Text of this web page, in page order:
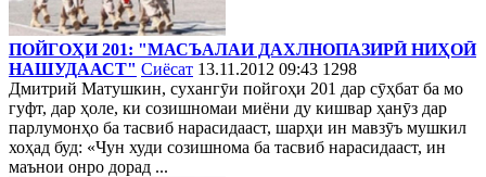
ПОЙГОҲИ 201: "МАСЪАЛАИ ДАХЛНОПАЗИРӢ НИҲОӢ
НАШУДААСТ" Сиёсат 13.11.2012 09:43 1298
Дмитрий Матушкин, сухангӯи пойгоҳи 201 дар сӯҳбат ба мо
гуфт, дар ҳоле, ки созишномаи миёни ду кишвар ҳанӯз дар
парлумонҳо ба тасвиб нарасидааст, шарҳи ин мавзӯъ мушкил
хоҳад буд: «Чун худи созишнома ба тасвиб нарасидааст, ин
маънои онро дорад ...